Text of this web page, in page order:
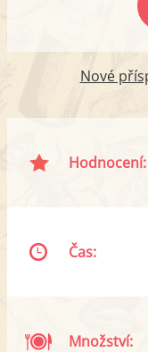
Nové
Hodnocení:
Čas:
Množství: